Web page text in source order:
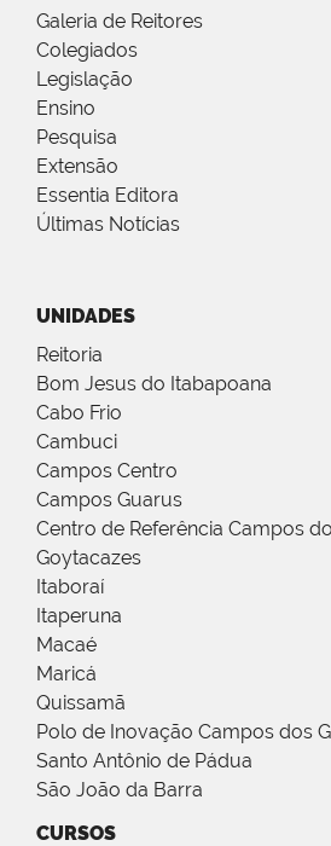
Galeria de Reitores
Colegiados
Legislação
Ensino
Pesquisa
Extensão
Essentia Editora
Últimas Notícias
UNIDADES
Reitoria
Bom Jesus do Itabapoana
Cabo Frio
Cambuci
Campos Centro
Campos Guarus
Centro de Referência Campos
Goytacazes
Itaboraí
Itaperuna
Macaé
Maricá
Quissamã
Polo de Inovação Campos dos
Santo Antônio de Pádua
São João da Barra
CURSOS